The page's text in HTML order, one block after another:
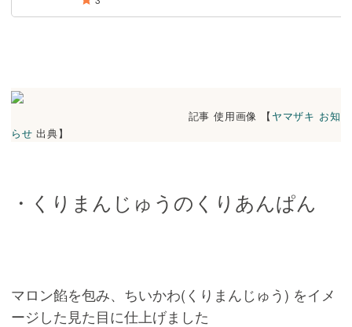
記事 使用画像 【 ヤマザキ お知
らせ 出典】
・くりまんじゅうのくりあんぱん
マロン餡を包み、ちいかわ(くりまんじゅう) をイメ
ージした見た目に仕上げました